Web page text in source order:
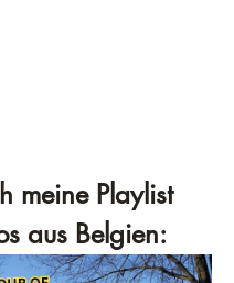
meine Playlist
aus Belgien: